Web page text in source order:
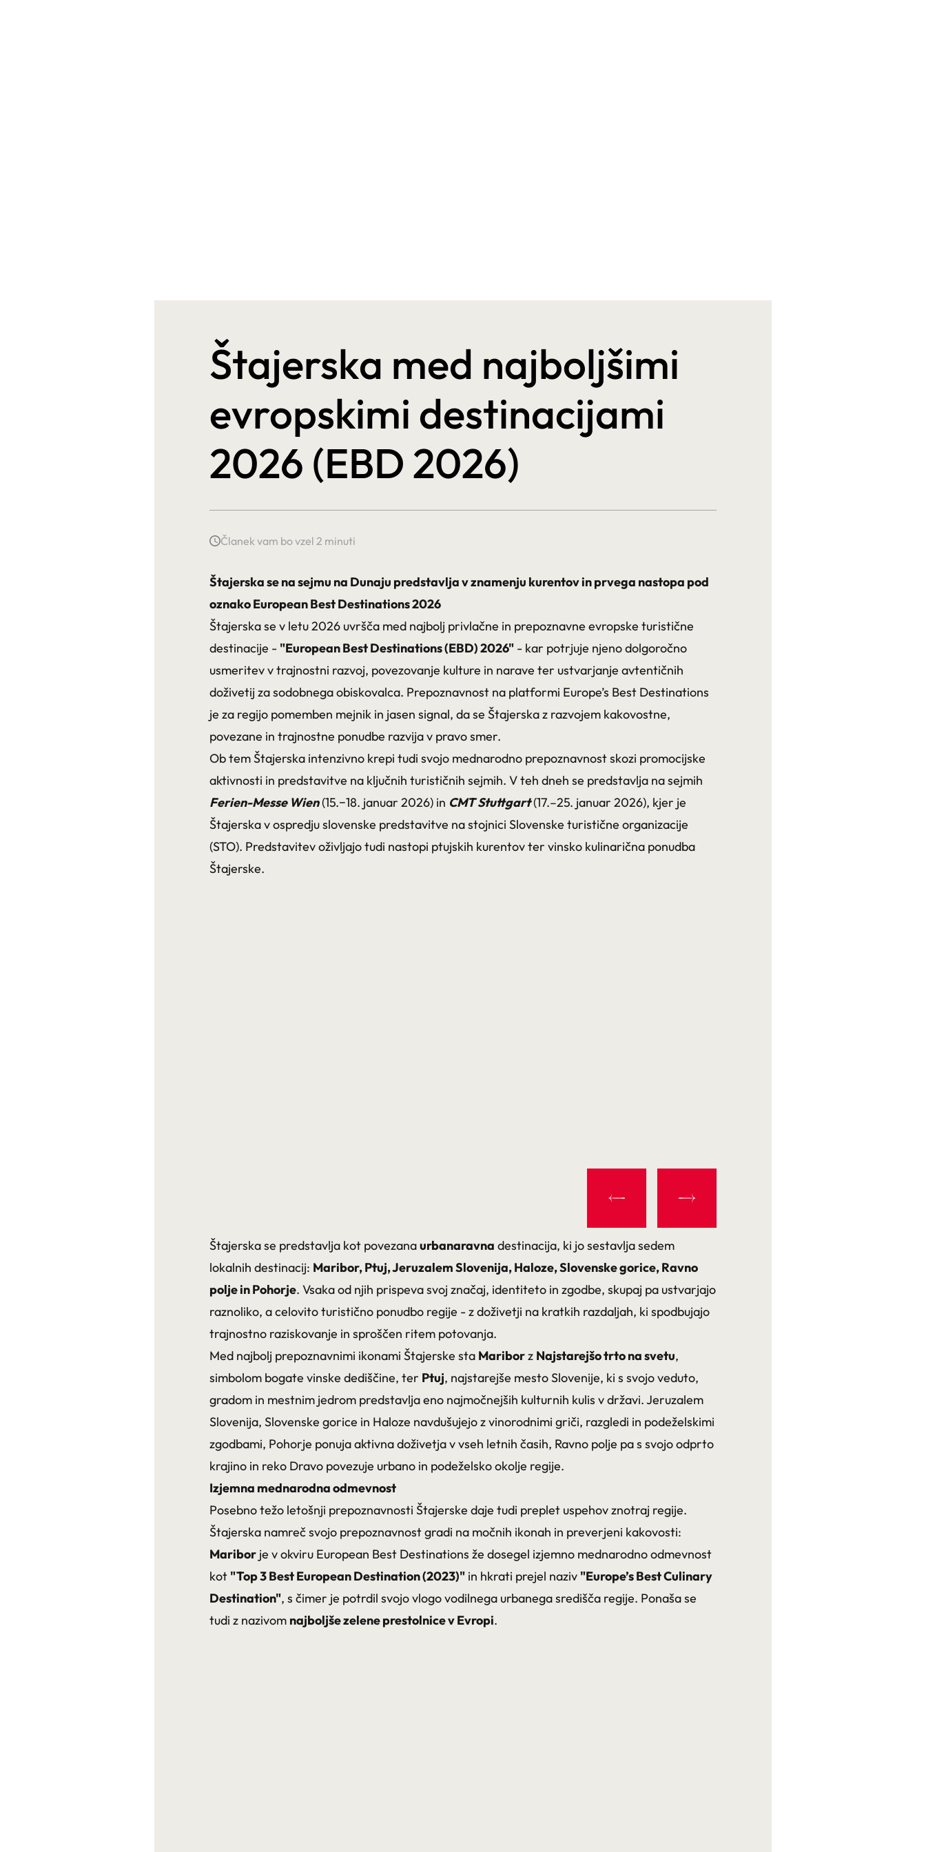
Štajerska med najboljšimi
evropskimi destinacijami
2026 (EBD 2026)
Članek vam bo vzel 2 minuti
Štajerska se na sejmu na Dunaju predstavlja v znamenju kurentov in prvega nastopa pod
oznako European Best Destinations 2026
Štajerska se v letu 2026 uvršča med najbolj privlačne in prepoznavne evropske turistične
destinacije - "European Best Destinations (EBD) 2026" - kar potrjuje njeno dolgoročno
usmeritev v trajnostni razvoj, povezovanje kulture in narave ter ustvarjanje avtentičnih
doživetij za sodobnega obiskovalca. Prepoznavnost na platformi Europe’s Best Destinations
je za regijo pomemben mejnik in jasen signal, da se Štajerska z razvojem kakovostne,
povezane in trajnostne ponudbe razvija v pravo smer.
Ob tem Štajerska intenzivno krepi tudi svojo mednarodno prepoznavnost skozi promocijske
aktivnosti in predstavitve na ključnih turističnih sejmih. V teh dneh se predstavlja na sejmih
Ferien-Messe Wien(15.−18. januar 2026) in CMT Stuttgart(17.–25. januar 2026), kjer je
Štajerska v ospredju slovenske predstavitve na stojnici Slovenske turistične organizacije
(STO). Predstavitev oživljajo tudi nastopi ptujskih kurentov ter vinsko kulinarična ponudba
Štajerske.
Štajerska se predstavlja kot povezanaurbanaravna destinacija, ki jo sestavlja sedem
lokalnih destinacij: Maribor,Ptuj,Jeruzalem Slovenija,Haloze,Slovenske gorice,Ravno
poljeinPohorje. Vsaka od njih prispeva svoj značaj, identiteto in zgodbe, skupaj pa ustvarjajo
raznoliko, a celovito turistično ponudbo regije - z doživetji na kratkih razdaljah, ki spodbujajo
trajnostno raziskovanje in sproščen ritem potovanja.
Med najbolj prepoznavnimi ikonami Štajerske sta Mariborz Najstarejšo trto na svetu,
simbolom bogate vinske dediščine, ter Ptuj, najstarejše mesto Slovenije, ki s svojo veduto,
gradom in mestnim jedrom predstavlja eno najmočnejših kulturnih kulis v državi. Jeruzalem
Slovenija, Slovenske gorice in Haloze navdušujejo z vinorodnimi griči, razgledi in podeželskimi
zgodbami, Pohorje ponuja aktivna doživetja v vseh letnih časih, Ravno polje pa s svojo odprto
krajino in reko Dravo povezuje urbano in podeželsko okolje regije.
Izjemna mednarodna odmevnost
Posebno težo letošnji prepoznavnosti Štajerske daje tudi preplet uspehov znotraj regije.
Štajerska namreč svojo prepoznavnost gradi na močnih ikonah in preverjeni kakovosti:
Maribor je v okviru European Best Destinations že dosegel izjemno mednarodno odmevnost
kot "Top 3 Best European Destination (2023)" in hkrati prejel naziv "Europe’s Best Culinary
Destination", s čimer je potrdil svojo vlogo vodilnega urbanega središča regije. Ponaša se
tudi z nazivom najboljše zelene prestolnice v Evropi.